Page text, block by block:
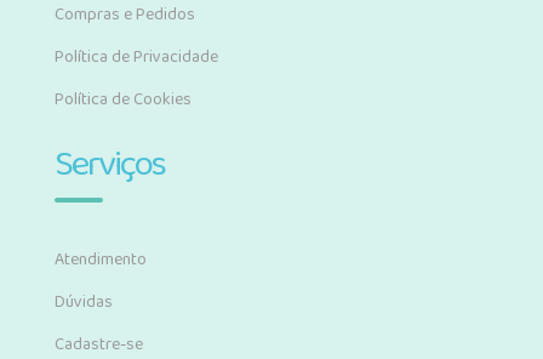
Compras e Pedidos
Política de Privacidade
Política de Cookies
Serviços
Atendimento
Dúvidas
Cadastre-se